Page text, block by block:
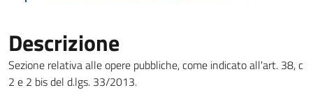
Descrizione
Sezione relativa alle opere pubbliche, come indicato all'art. 38, c
2 e 2 bis del d.lgs. 33/2013.